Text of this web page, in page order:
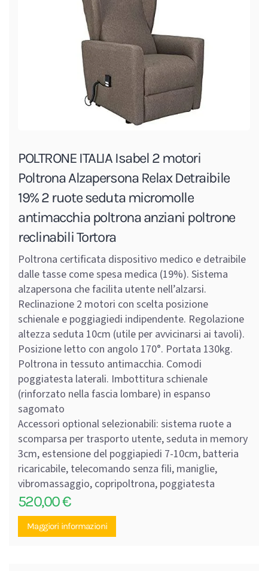
POLTRONE ITALIA Isabel 2 motori
Poltrona Alzapersona Relax Detraibile
19% 2 ruote seduta micromolle
antimacchia poltrona anziani poltrone
reclinabili Tortora
Poltrona certificata dispositivo medico e detraibile
dalle tasse come spesa medica (19%). Sistema
alzapersona che facilita utente nell’alzarsi.
Reclinazione 2 motori con scelta posizione
schienale e poggiagiedi indipendente. Regolazione
altezza seduta 10cm (utile per avvicinarsi ai tavoli).
Posizione letto con angolo 170°. Portata 130kg.
Poltrona in tessuto antimacchia. Comodi
poggiatesta laterali. Imbottitura schienale
(rinforzato nella fascia lombare) in espanso
sagomato
Accessori optional selezionabili: sistema ruote a
scomparsa per trasporto utente, seduta in memory
3cm, estensione del poggiapiedi 7-10cm, batteria
ricaricabile, telecomando senza fili, maniglie,
vibromassaggio, copripoltrona, poggiatesta
520,00€
Maggiori informazioni